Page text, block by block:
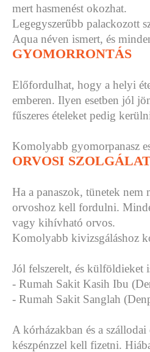
mert hasmenést okozhat.
Legegyszerűbb palackozott
Aqua néven ismert, és
GYOMORRONTÁS
Előfordulhat, hogy a helyi
emberen. Ilyen esetben jól
fűszeres ételeket pedig
Komolyabb gyomorpanasz
ORVOSI
Ha a panaszok, tünetek
orvoshoz kell fordulni.
vagy kihívható orvos.
Komolyabb kivizsgáláshoz
Jól felszerelt, és külföldieket
- Rumah Sakit Kasih Ibu
- Rumah Sakit Sanglah
A kórházakban és a
készpénzzel kell fizetni.